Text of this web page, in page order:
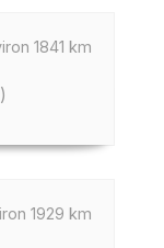
1841 km
1929 km